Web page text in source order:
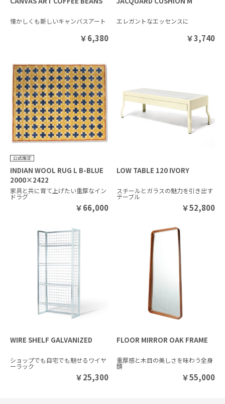
懐かしくも新しいキャンバスアート
￥6,380
エレガントなエッセンスに
￥3,740
INDIAN WOOL RUG L B-BLUE
2000×2422
家具と共に育て上げたい重厚なイン
ドラグ
￥66,000
LOW TABLE 120 IVORY
スチールとガラスの魅力を引き出す
テーブル
￥52,800
WIRE SHELF GALVANIZED
ショップでも自宅でも魅せるワイヤ
ーラック
￥25,300
FLOOR MIRROR OAK FRAME
重厚感と木目の美しさを味わう全身
鏡
￥55,000